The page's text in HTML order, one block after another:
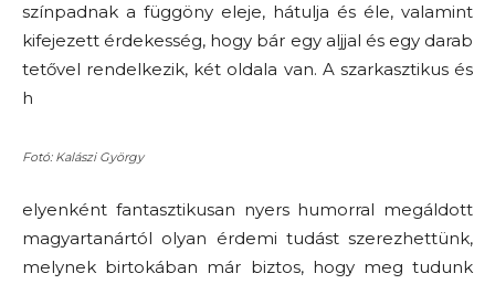
színpadnak a függöny eleje, hátulja és éle, valamint
kifejezett érdekesség, hogy bár egy aljjal és egy darab
tetővel rendelkezik, két oldala van. A szarkasztikus és
h
Fotó: Kalászi György
elyenként fantasztikusan nyers humorral megáldott
magyartanártól olyan érdemi tudást szerezhettünk,
melynek birtokában már biztos, hogy meg tudunk